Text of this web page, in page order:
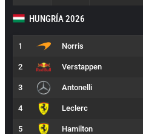
HUNGRÍA 2026
1 Norris
2 Verstappen
3 Antonelli
4 Leclerc
5 Hamilton